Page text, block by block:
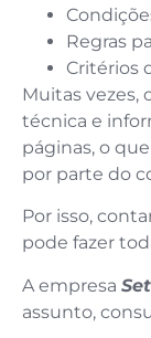
Regras
Critérios
Muitas vezes,
técnica e
páginas, o
por parte do
Por isso,
pode fazer
A empresa
assunto,